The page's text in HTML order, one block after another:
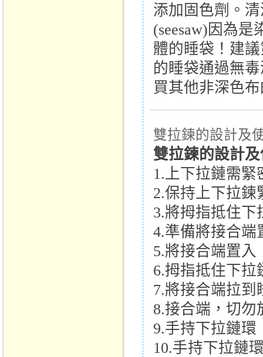
添加固色劑。
(seesaw)因為
體的睡袋！建
的睡袋通過無
買其他非深色
雙拉鍊的設計及
雙拉鍊的設計
1.上下拉鏈需緊
2.保持上下拉鍊
3.將拇指抵住下
4.準備將接合端
5.將接合端置入
6.拇指抵住下拉
7.將接合端拉到
8.接合端，切勿
9.手持下拉鏈環
10.手持下拉鏈